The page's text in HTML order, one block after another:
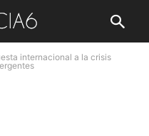
internacional a la crisis